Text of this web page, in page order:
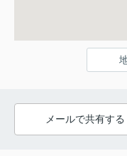
メールで共有する